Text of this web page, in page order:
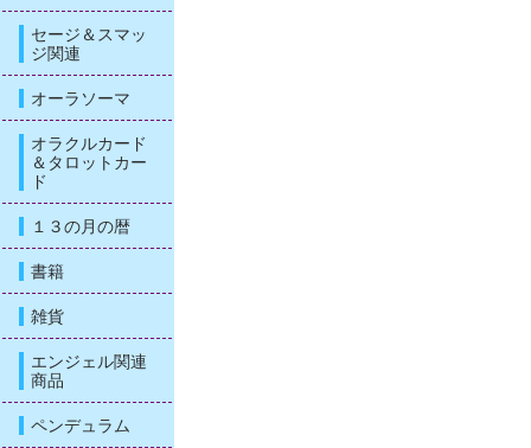
セージ＆スマッ
ジ関連
オーラソーマ
オラクルカード
＆タロットカー
ド
１３の月の暦
書籍
雑貨
エンジェル関連
商品
ペンデュラム